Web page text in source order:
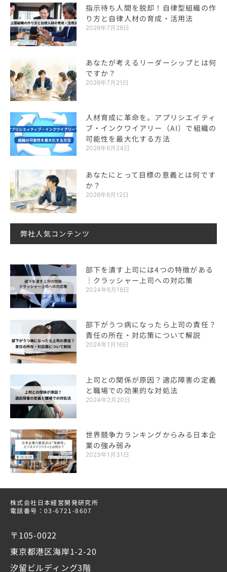
指示待ち人間を脱却！自律型組織の作
り方と自律人材の育成・活用法
2026年7月28日
あなたが考えるリーダーシップとは何
ですか？
2026年7月21日
人材育成に革命を。アプリシエイティ
ブ・インクワイアリー（AI）で組織の
可能性を最大化する方法
2026年6月24日
あなたにとって目標の意義とは何です
か？
2026年6月12日
弊社人気コンテンツ
部下を潰す上司には4つの特徴がある
｜クラッシャー上司への対応策
2024年6月18日
部下がうつ病になったら上司の責任？
責任の所在・対応策について解説
2024年1月16日
上司との関係が原因？適応障害の定義
と職場での効果的な対処法
2024年2月20日
世界競争力ランキングからみる日本企
業の強み弱み
2023年1月31日
株式会社日本経営開発研究所
電話番号：03-6721-8607
〒105-0022
東京都港区海岸1-2-20
汐留ビルディング3階